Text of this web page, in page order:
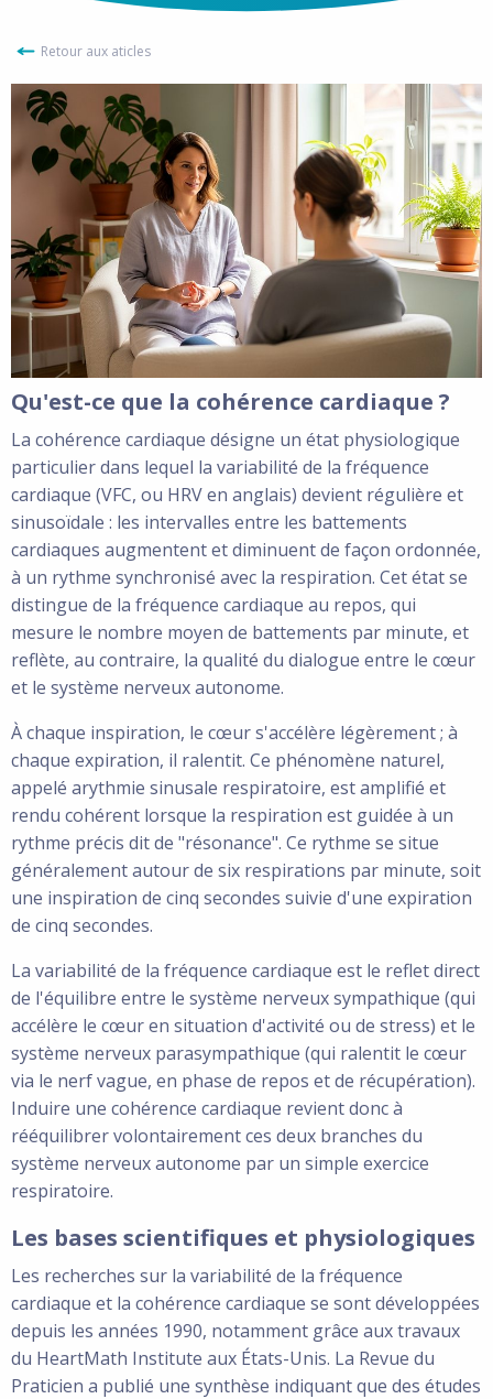
Retour aux aticles
Qu'est-ce que la cohérence cardiaque ?
La cohérence cardiaque désigne un état physiologique
particulier dans lequel la variabilité de la fréquence
cardiaque (VFC, ou HRV en anglais) devient régulière et
sinusoïdale : les intervalles entre les battements
cardiaques augmentent et diminuent de façon ordonnée,
à un rythme synchronisé avec la respiration. Cet état se
distingue de la fréquence cardiaque au repos, qui
mesure le nombre moyen de battements par minute, et
reflète, au contraire, la qualité du dialogue entre le cœur
et le système nerveux autonome.
À chaque inspiration, le cœur s'accélère légèrement ; à
chaque expiration, il ralentit. Ce phénomène naturel,
appelé arythmie sinusale respiratoire, est amplifié et
rendu cohérent lorsque la respiration est guidée à un
rythme précis dit de "résonance". Ce rythme se situe
généralement autour de six respirations par minute, soit
une inspiration de cinq secondes suivie d'une expiration
de cinq secondes.
La variabilité de la fréquence cardiaque est le reflet direct
de l'équilibre entre le système nerveux sympathique (qui
accélère le cœur en situation d'activité ou de stress) et le
système nerveux parasympathique (qui ralentit le cœur
via le nerf vague, en phase de repos et de récupération).
Induire une cohérence cardiaque revient donc à
rééquilibrer volontairement ces deux branches du
système nerveux autonome par un simple exercice
respiratoire.
Les bases scientifiques et physiologiques
Les recherches sur la variabilité de la fréquence
cardiaque et la cohérence cardiaque se sont développées
depuis les années 1990, notamment grâce aux travaux
du HeartMath Institute aux États-Unis. La Revue du
Praticien a publié une synthèse indiquant que des études